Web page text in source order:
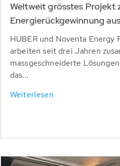
Weltweit grösstes Projekt
Energierückgewinnung
HUBER und Noventa Energy
arbeiten seit drei Jahren
massgeschneiderte
das...
Weiterlesen